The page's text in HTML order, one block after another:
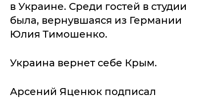
в Украине. Среди гостей в студии
была, вернувшаяся из Германии
Юлия Тимошенко.
Украина вернет себе Крым.
Арсений Яценюк подписал